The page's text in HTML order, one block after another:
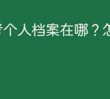
算机类、经管类、医学也
民族学类、马克思主